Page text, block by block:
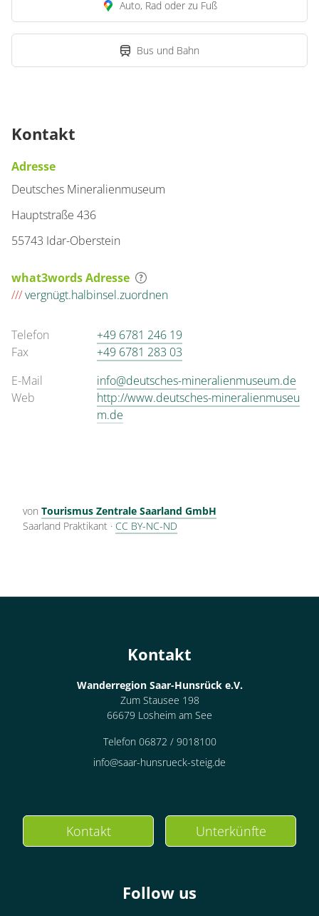
Auto, Rad oder zu Fuß
Bus und Bahn
Kontakt
Adresse
Deutsches Mineralienmuseum
Hauptstraße 436
55743 Idar-Oberstein
what3words Adresse
///vergnügt.halbinsel.zuordnen
Telefon
+49 6781 246 19
Fax
+49 6781 283 03
E-Mail
info@deutsches-mineralienmuseum.de
Web
http://www.deutsches-mineralienmuseu
m.de
von Tourismus Zentrale Saarland GmbH
Saarland Praktikant · CC BY-NC-ND
Kontakt
Wanderregion Saar-Hunsrück e.V.
Zum Stausee 198
66679 Losheim am See
Telefon 06872 / 9018100
info@saar-hunsrueck-steig.de
Kontakt Unterkünfte
Follow us